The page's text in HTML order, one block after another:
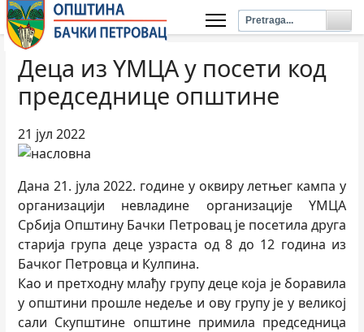
Деца из YМЦА у посети код
председнице општине
21 јул 2022
Дана 21. јула 2022. године у оквиру летњег кампа у
организацији невладине организације YМЦА
Србија Општину Бачки Петровац је посетила друга
старија група деце узраста од 8 до 12 година из
Бачког Петровца и Кулпина.
Као и претходну млађу групу деце која је боравила
у општини прошле недеље и ову групу је у великој
сали Скупштине општине примила председница